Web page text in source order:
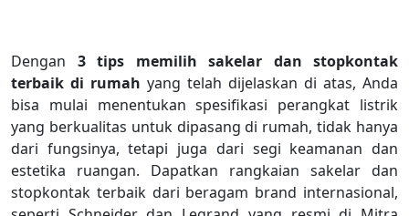
Dengan 3 tips memilih sakelar dan stopkontak
terbaik di rumah yang telah dijelaskan di atas, Anda
bisa mulai menentukan spesifikasi perangkat listrik
yang berkualitas untuk dipasang di rumah, tidak hanya
dari fungsinya, tetapi juga dari segi keamanan dan
estetika ruangan. Dapatkan rangkaian sakelar dan
stopkontak terbaik dari beragam brand internasional,